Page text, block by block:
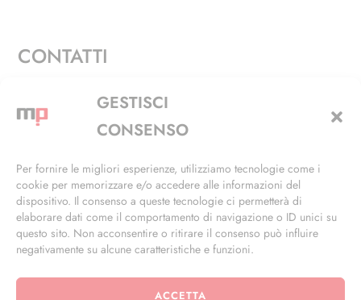
GESTISCI
CONSENSO
Per fornire le migliori esperienze, utilizziamo tecnologie come i
cookie per memorizzare e/o accedere alle informazioni del
dispositivo. Il consenso a queste tecnologie ci permetterà di
elaborare dati come il comportamento di navigazione o ID unici su
questo sito. Non acconsentire o ritirare il consenso può influire
negativamente su alcune caratteristiche e funzioni.
ACCETTA
CONTATTI
Via Alfieri, 27 - Trezzano Sul Naviglio (MI)
+39 02 4846 3155
info@masterphil.it